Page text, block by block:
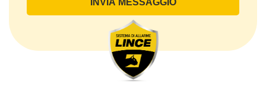
di contatto, così come altri dati necessari ai fini della
fatturazione, come l’indirizzo). Con riferimento a
questi ultimi, cogliamo l’occasione per
sottolineare che i dati delle persone fisiche sono
sempre qualificati come personali, mentre le persone
giuridiche sono in via generale escluse
dal campo di applicazione del GDPR (artt. 1 e 4 del